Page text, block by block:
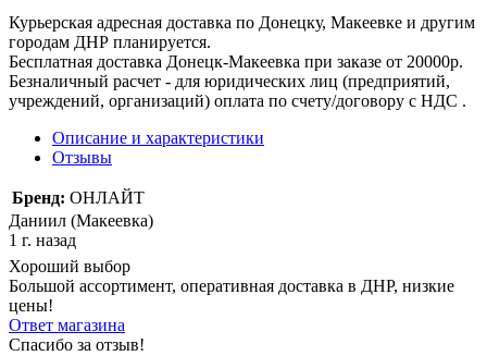
Курьерская адресная доставка по Донецку, Макеевке и другим
городам ДНР планируется.
Бесплатная доставка Донецк-Макеевка при заказе от 20000р.
Безналичный расчет - для юридических лиц (предприятий,
учреждений, организаций) оплата по счету/договору с НДС .
Описание и характеристики
Отзывы
Бренд: ОНЛАЙТ
Даниил (Макеевка)
1 г. назад
Хороший выбор
Большой ассортимент, оперативная доставка в ДНР, низкие
цены!
Ответ магазина
Спасибо за отзыв!